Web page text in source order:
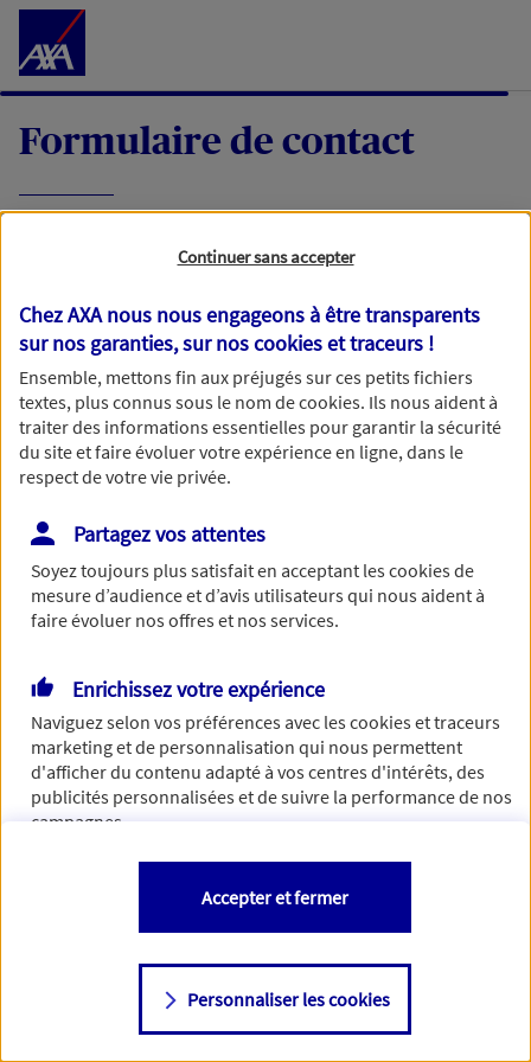
Accéder au Contenu
Formulaire de contact
demande, nous vous répondrons dans les
meilleurs délais par mail ou par téléphone.
Votre message :
Vous disposez de droits sur les informations vous concernant. Pour
plus d’informations,cliquez ici.
Continuer sans accepter
Chez AXA nous nous engageons à être transparents
sur nos garanties, sur noscookies et traceurs !
Ensemble, mettons fin aux préjugés sur ces petits fichiers
textes, plus connus sous le nom decookies. Ils nous aident à
traiter des informations essentielles pour garantir la sécurité
du site et faire évoluer votre expérience en ligne, dans le
respect de votre vie privée.
Partagez vos attentes
Soyez toujours plus satisfait en acceptant lescookiesde
mesure d’audience et d’avis utilisateurs qui nous aident à
faire évoluer nos offres et nos services.
Enrichissez votre expérience
Naviguez selon vos préférences avec lescookies et traceurs
marketing et de personnalisation qui nous permettent
d'afficher du contenu adapté à vos centres d'intérêts, des
publicités personnalisées et de suivre la performance de nos
campagnes.
Vous êtes libre de les accepter, de les refuser comme de
changer d'avis à tout moment en allant sur
Consulter notre politique decookies
Personnaliser les cookies
Accepter et fermer